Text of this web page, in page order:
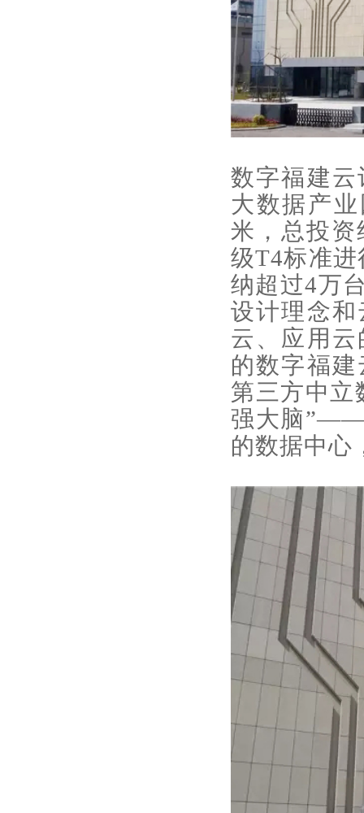
数字福建
大数据产
米，总投
级T4标准
纳超过4万
设计理念
云、应用
的数字福
第三方中立
强大脑”——
的数据中心